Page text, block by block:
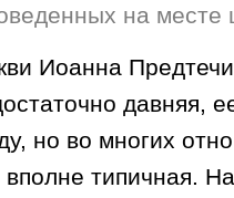
на месте
Иоанна
давняя,
но во многих
типичная.